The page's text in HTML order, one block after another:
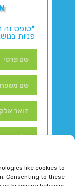
like cookies to
Consenting to these
*טופס זה
פניות